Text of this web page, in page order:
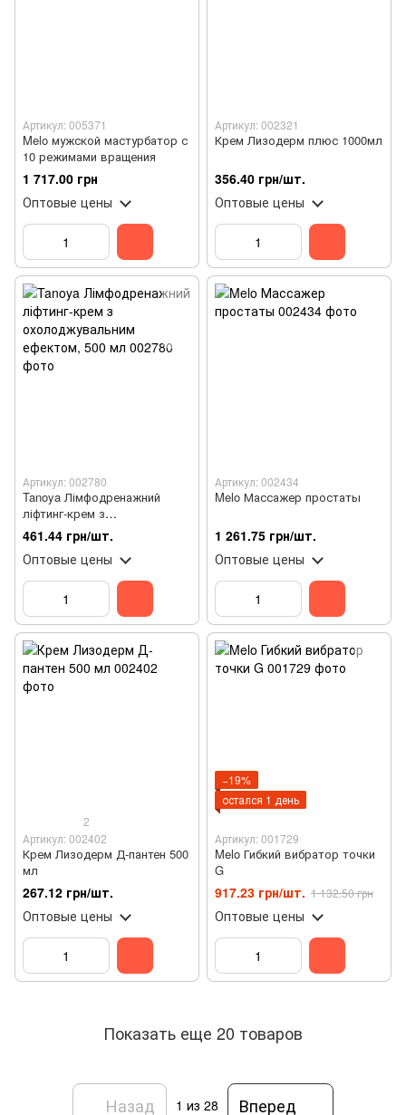
Артикул: 005371
Melo мужской мастурбатор с
10 режимами вращения
1 717.00 грн
Оптовые цены
Артикул: 002321
Крем Лизодерм плюс 1000мл
356.40 грн/шт.
Оптовые цены
Артикул: 002780
Tanoya Лімфодренажний
ліфтинг-крем з
охолоджувальним ефектом,
500 мл
461.44 грн/шт.
Оптовые цены
Артикул: 002434
Melo Массажер простаты
1 261.75 грн/шт.
Оптовые цены
2
Артикул: 002402
Крем Лизодерм Д-пантен 500
мл
267.12 грн/шт.
Оптовые цены
−19%
остался 1 день
Артикул: 001729
Melo Гибкий вибратор точки
G
917.23 грн/шт. 1 132.50 грн
Оптовые цены
Показать еще 20 товаров
Назад 1 из 28 Вперед